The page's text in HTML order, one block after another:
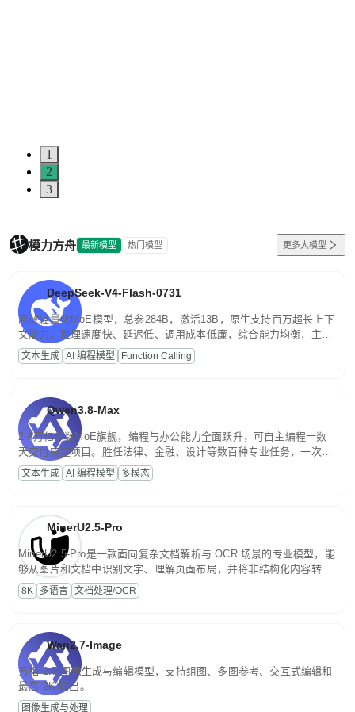
1
2
3
模力方舟 最新模型 热门模型 更多大模型
DeepSeek-V4-Flash-0731
高效轻量化MoE模型，总参284B，激活13B，原生支持百万超长上下
文能力。推理速度快、延迟低、调用成本低廉，综合能力均衡，主打
高并发、轻量化任务，适合日常对话、内容创作、基础 RAG、批量
文案处理等普惠刚需场景。
文本生成 AI 编程模型 Function Calling
Qwen3.8-Max
2.4万亿参数MoE旗舰，编程与办公能力全面跃升，可自主编程十数
天交付完整项目。胜任法律、金融、设计等数百种专业任务，一次对
话端到端交付生产级成果。原生视觉理解贯穿规划、执行与验证全流
程，支持超长文档与长视频的深度语义解析。长程任务中自主规划与
文本生成 AI 编程模型 多模态
MinerU2.5-Pro
MinerU2.5-Pro是一款面向复杂文档解析与 OCR 场景的专业模型，能
够从图片和文档中识别文字、理解页面布局，并将非结构化内容转换
为便于存储、检索和二次处理的结构化结果。
8K 多语言 文档处理/OCR
Wan2.7-Image
万相 2.7 图像生成与编辑模型，支持组图、多图参考、交互式编辑和
最高 2K 输出。
图像生成与处理